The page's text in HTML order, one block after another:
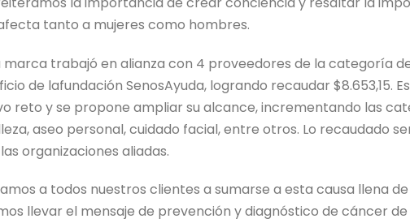
tanto a mujeres como hombres.
marca trabajó en alianza con 4 proveedores de la categoría
de lafundación SenosAyuda, logrando recaudar $8.653,15.
reto y se propone ampliar su alcance, incrementando las
aseo personal, cuidado facial, entre otros. Lo recaudado
organizaciones aliadas.
a todos nuestros clientes a sumarse a esta causa llena
llevar el mensaje de prevención y diagnóstico de cáncer